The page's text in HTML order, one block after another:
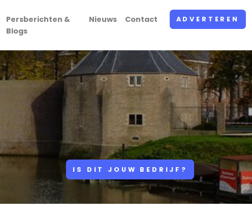
Persberichten &
Blogs
Nieuws Contact ADVERTEREN
IS DIT JOUW BEDRIJF?